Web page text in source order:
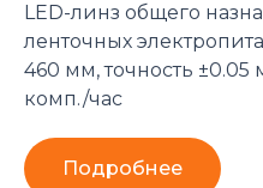
LED-линз общего
ленточных
460 мм, точность ±0.05
комп./час
Подробнее